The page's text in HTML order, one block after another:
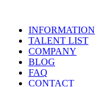
INFORMATION
TALENT LIST
COMPANY
BLOG
FAQ
CONTACT